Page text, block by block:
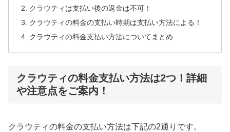
クラウティは支払い後の返金は不可！
クラウティの料金の支払い時期は支払い方法による！
クラウティの料金支払い方法についてまとめ
クラウティの料金支払い方法は2つ！詳細
や注意点をご案内！
クラウティの料金の支払い方法は下記の2通りです。